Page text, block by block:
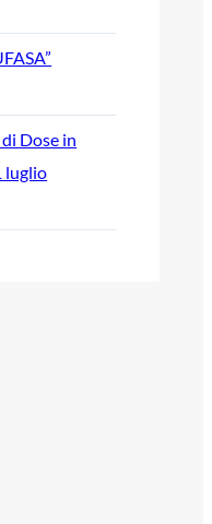
Dose in
luglio